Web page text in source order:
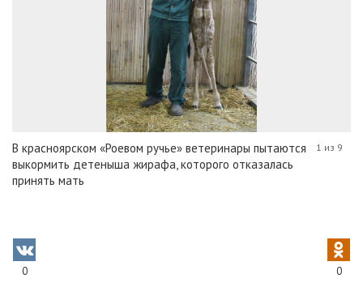
В красноярском «Роевом ручье» ветеринары пытаются
выкормить детеныша жирафа, которого отказалась
принять мать
1 из 9
0 0